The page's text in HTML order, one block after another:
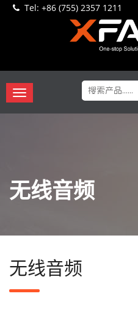
Tel: +86 (755) 2357 1211
无线音频
无线音频